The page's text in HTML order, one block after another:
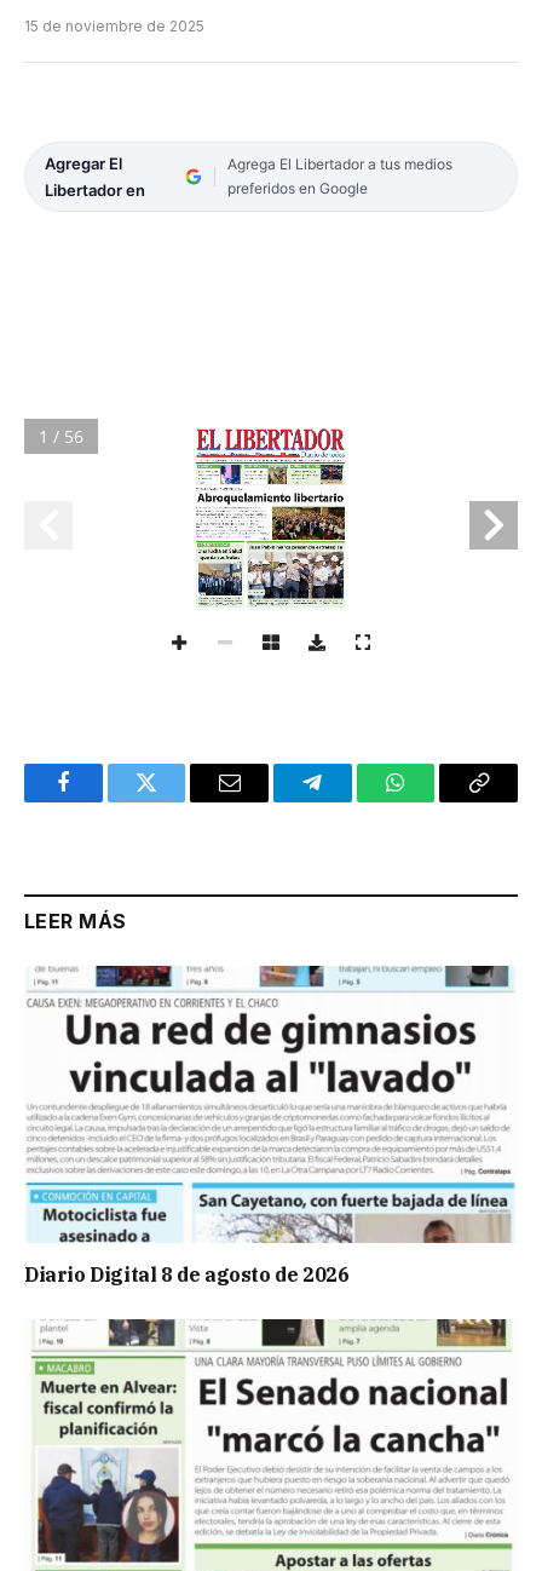
15 de noviembre de 2025
Agregar El
Libertador en
Agrega El Libertador a tus medios
preferidos en Google
1 / 56
FacebookTwitter Email TelegramWhatsAppCopy
LEER MÁS
Diario Digital 8 de agosto de 2026